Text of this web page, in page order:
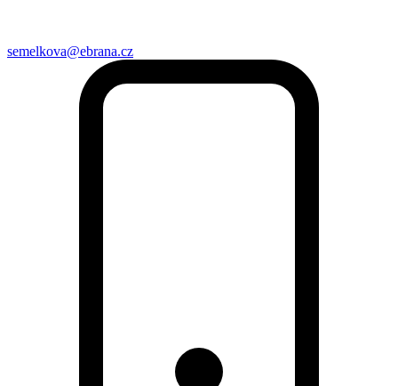
semelkova@ebrana.cz